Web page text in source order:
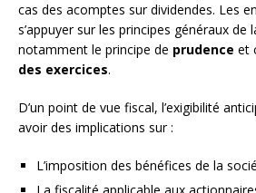
cas des acomptes sur dividendes. Les
s’appuyer sur les principes généraux de
notamment le principe de prudence et
des exercices.
D’un point de vue fiscal, l’exigibilité
avoir des implications sur :
L’imposition des bénéfices de la